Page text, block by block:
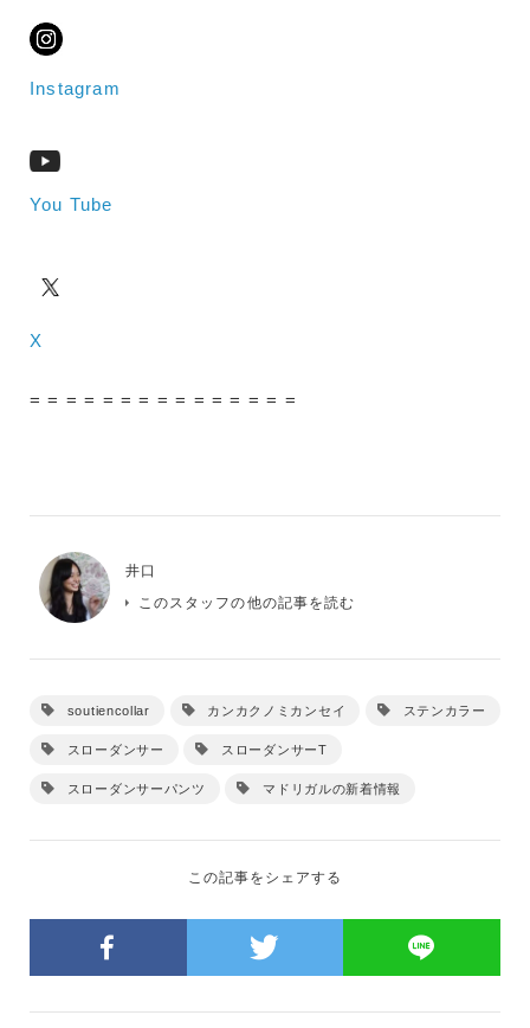
Instagram
You Tube
X
= = = = = = = = = = = = = = =
井口
このスタッフの他の記事を読む
soutiencollar カンカクノミカンセイ ステンカラー
スローダンサー スローダンサーT
スローダンサーパンツ マドリガルの新着情報
この記事をシェアする